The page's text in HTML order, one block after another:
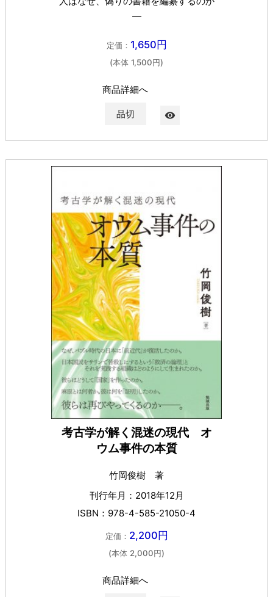
―
定価： 1,650円
(本体 1,500円)
商品詳細へ
品切 visibility
考古学が解く混迷の現代 オ
ウム事件の本質
竹岡俊樹 著
刊行年月：2018年12月
ISBN：978-4-585-21050-4
定価： 2,200円
(本体 2,000円)
商品詳細へ